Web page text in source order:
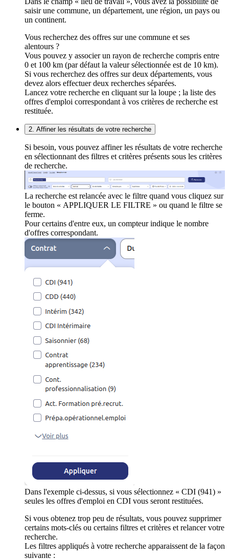
saisir une commune, un département, une région, un pays ou
un continent.
Vous recherchez des offres sur une commune et ses
alentours ?
Vous pouvez y associer un rayon de recherche compris entre
0 et 100 km (par défaut la valeur sélectionnée est de 10 km).
Si vous recherchez des offres sur deux départements, vous
devez alors effectuer deux recherches séparées.
Lancez votre recherche en cliquant sur la loupe ; la liste des
offres d'emploi correspondant à vos critères de recherche est
restituée.
2. Affiner les résultats de votre recherche
Si besoin, vous pouvez affiner les résultats de votre recherche
en sélectionnant des filtres et critères présents sous les critères
de recherche.
La recherche est relancée avec le filtre quand vous cliquez sur
le bouton « APPLIQUER LE FILTRE » ou quand le filtre se
ferme.
Pour certains d'entre eux, un compteur indique le nombre
d'offres correspondant.
Dans l'exemple ci-dessus, si vous sélectionnez « CDI (941) »
seules les offres d'emploi en CDI vous seront restituées.
Si vous obtenez trop peu de résultats, vous pouvez supprimer
certains mots-clés ou certains filtres et critères et relancer votre
recherche.
Les filtres appliqués à votre recherche apparaissent de la façon
suivante :